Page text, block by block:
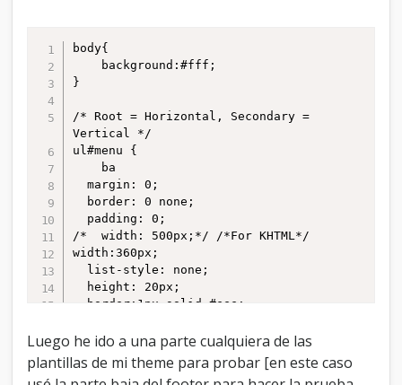
body{
}
/* Root = Horizontal, Secondary =
Vertical */
ul#menu {
/*  width: 500px;*/ /*For KHTML*/
width:360px;
}
ul#menu li {
Luego he ido a una parte cualquiera de las
plantillas de mi theme para probar [en este caso